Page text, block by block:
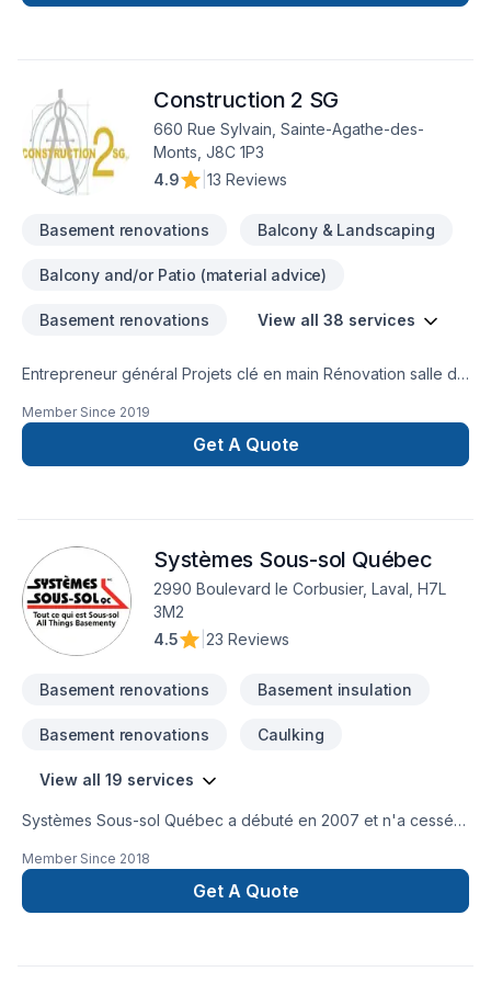
Salle de bain, Sous-sol dans les secteurs de
et un service clé en main irréprochable. Confiez votre projet
à une équipe qui a à cœur votre satisfaction.
Construction 2 SG
660 Rue Sylvain, Sainte-Agathe-des-
Monts, J8C 1P3
4.9
13 Reviews
Basement renovations Balcony & Landscaping
Balcony and/or Patio (material advice)
Basement renovations View all 38 services
Entrepreneur général Projets clé en main Rénovation salle de
et une en Estrie pour mieux vous servir
Member Since 2019
Get A Quote
Systèmes Sous-sol Québec
2990 Boulevard le Corbusier, Laval, H7L
3M2
4.5
23 Reviews
Basement renovations Basement insulation
Basement renovations Caulking
View all 19 services
Systèmes Sous-sol Québec a débuté en 2007 et n'a cessé
d’une vaste expérience en construction, le fondateur, Michel
Haydamous, a décidé que l’étanchéité des sous-sols et la
réparation de fondations étaient exactement l’industrie qu’il
Member Since 2018
Get A Quote